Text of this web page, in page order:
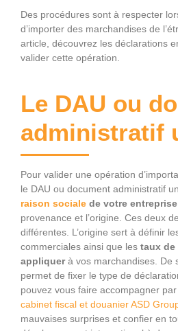
Des procédures sont à respecter
d’importer des marchandises de
article, découvrez les déclarations
valider cette opération.
Le DAU ou
administratif
Pour valider une opération
le DAU ou document administratif
raison sociale de votre entreprise
provenance et l’origine. Ces deux
différentes. L’origine sert à définir
commerciales ainsi que les taux de
appliquerà vos marchandises. De
permet de fixer le type de
pouvez vous faire accompagner
cabinet fiscal et douanier ASD
mauvaises surprises et confier en